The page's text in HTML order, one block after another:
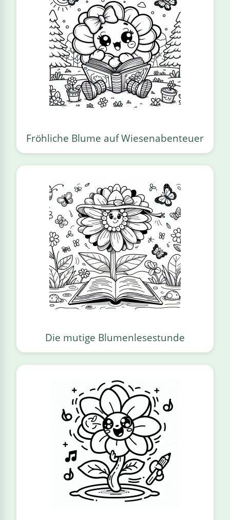
Fröhliche Blume auf Wiesenabenteuer
Die mutige Blumenlesestunde